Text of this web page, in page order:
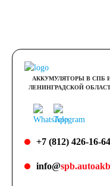
АККУМУЛЯТОРЫ В СПБ
ЛЕНИНГРАДСКОЙ
+7 (812) 426-16-64
info@